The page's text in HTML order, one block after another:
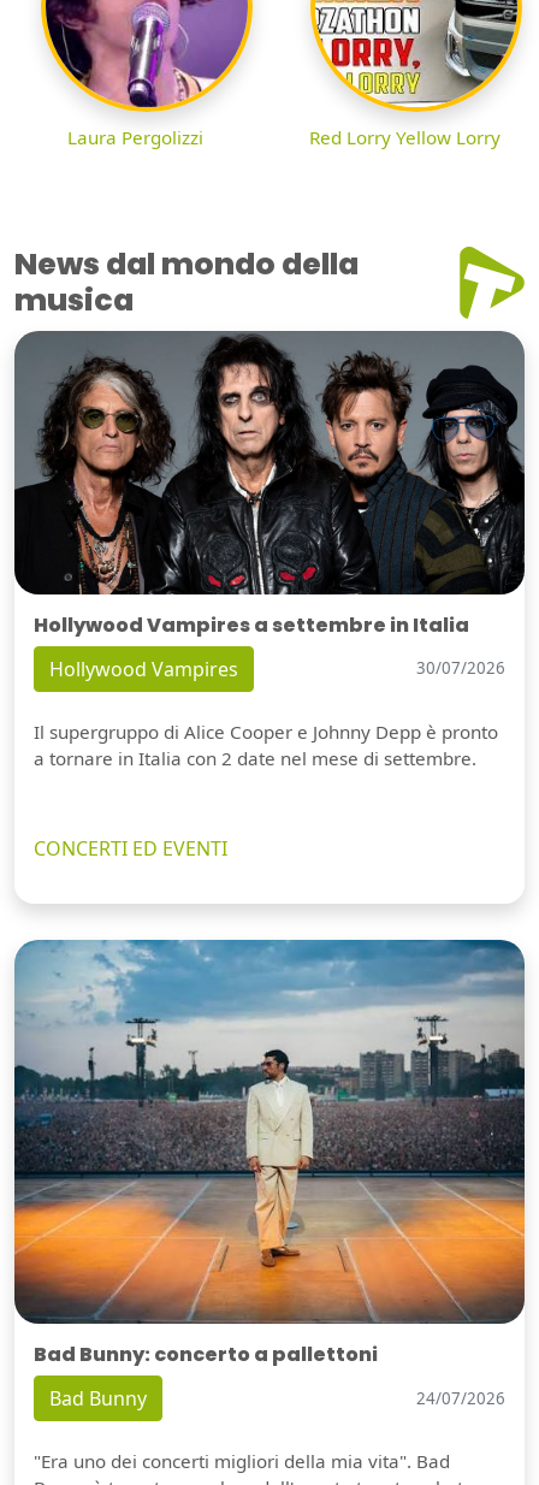
Laura Pergolizzi Red Lorry Yellow Lorry
News dal mondo della
musica
Hollywood Vampires a settembre in Italia
Hollywood Vampires 30/07/2026
Il supergruppo di Alice Cooper e Johnny Depp è pronto
a tornare in Italia con 2 date nel mese di settembre.
CONCERTI ED EVENTI
Bad Bunny: concerto a pallettoni
Bad Bunny 24/07/2026
"Era uno dei concerti migliori della mia vita". Bad